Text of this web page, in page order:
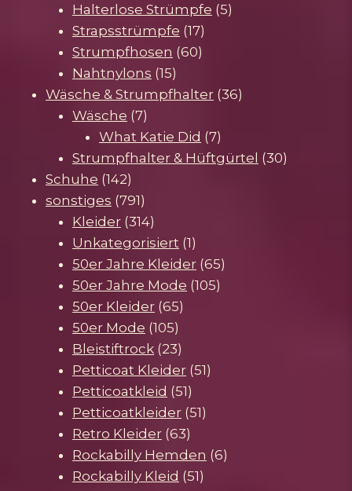
Produkte
Halterlose Strümpfe 55
Strapsstrümpfe 1717
Produkte
Strumpfhosen 6060
Nahtnylons 1515
Produkte
Wäsche & Strumpfhalter 3636
Wäsche 77
Produkte
What Katie Did 77
Produkte
Strumpfhalter & Hüftgürtel 3030
Schuhe 142142
Produkte
sonstiges 791791
Produkte
Kleider 314314
Produkte
Unkategorisiert 11
Produkt
50er Jahre Kleider 6565
50er Jahre Mode 105105
50er Kleider 6565
50er Mode 105105
Produkte
Bleistiftrock 2323
Produkte
Petticoat Kleider 5151
Petticoatkleid 5151
Produkte
Petticoatkleider 5151
Retro Kleider 6363
Produkte
Rockabilly Hemden 66
Rockabilly Kleid 5151